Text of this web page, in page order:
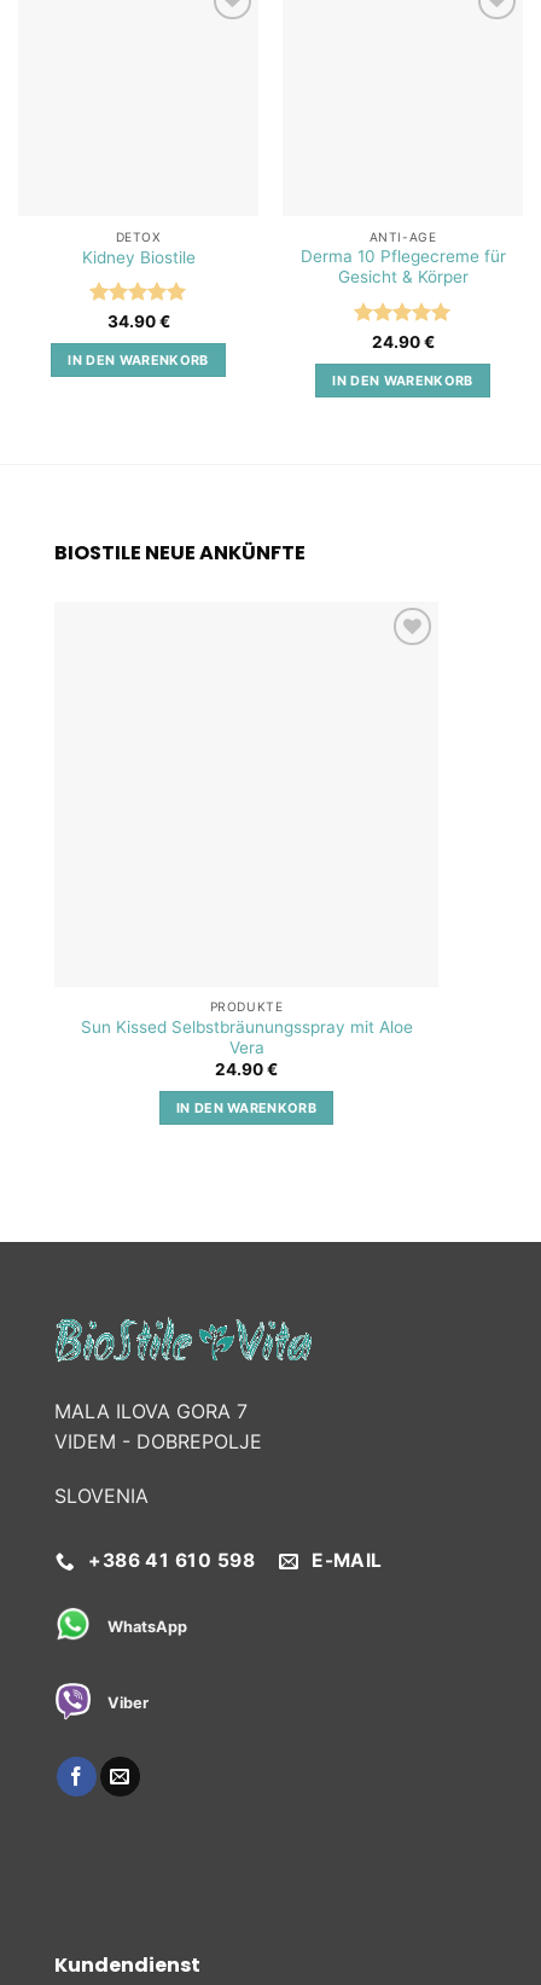
DETOX
Kidney Biostile
Bewertet
mit5von
5
34.90€
IN DEN WARENKORB
ANTI-AGE
Derma 10 Pflegecreme für
Gesicht & Körper
Bewertet
mit5von
5
24.90€
IN DEN WARENKORB
BIOSTILE NEUE ANKÜNFTE
PRODUKTE
Sun Kissed Selbstbräunungsspray mit Aloe
Vera
24.90€
IN DEN WARENKORB
MALA ILOVA GORA 7
VIDEM - DOBREPOLJE
SLOVENIA
+386 41 610 598 E-MAIL
WhatsApp
Viber
Kundendienst